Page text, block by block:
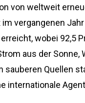
von weltweit
im vergangenen
wobei 92,5
aus der Sonne,
sauberen Quellen
internationale